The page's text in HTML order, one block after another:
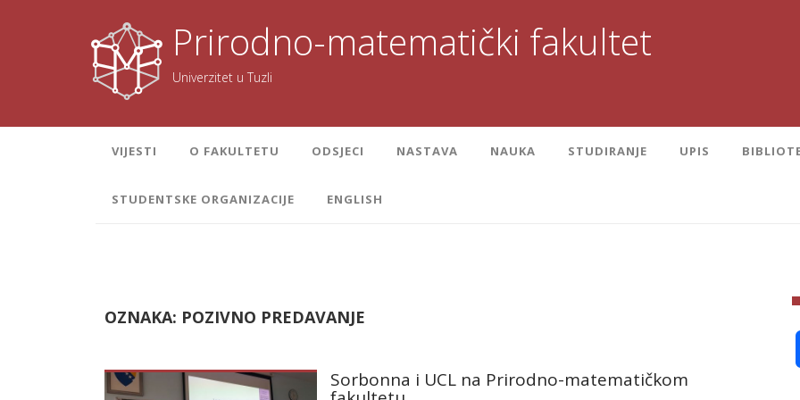
Prirodno-matematički fakultet
Univerzitet u Tuzli
VIJESTI O FAKULTETU ODSJECI NASTAVA NAUKA STUDIRANJE UPIS
STUDENTSKE ORGANIZACIJE ENGLISH
OZNAKA: POZIVNO PREDAVANJE
Sorbonna i UCL na Prirodno-matematičkom